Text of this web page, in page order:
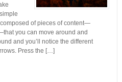
of pieces of content—
you can move around and
and you’ll notice the different
Press the […]